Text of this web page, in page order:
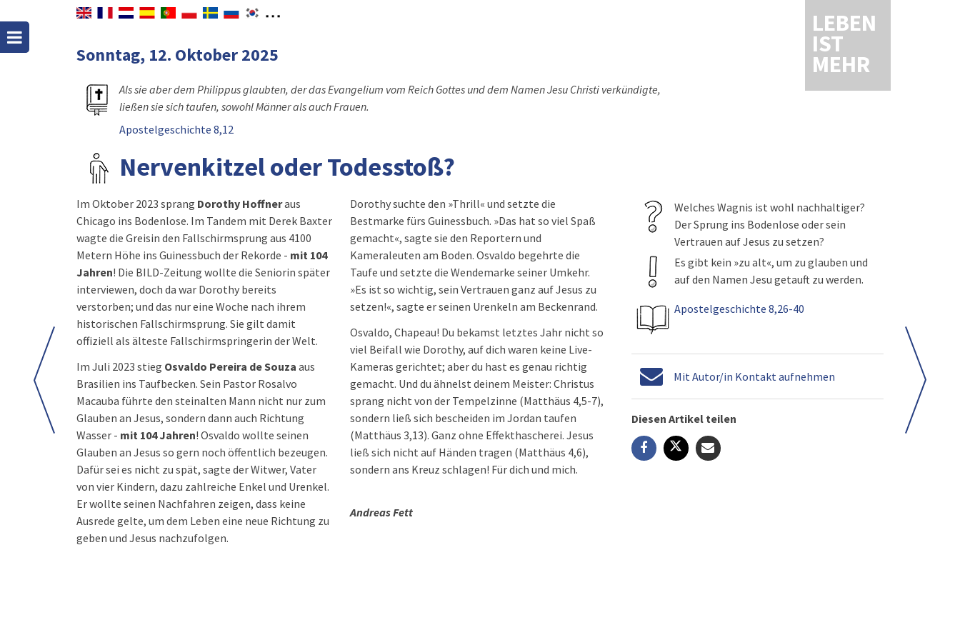
LEBEN
IST
MEHR
Sonntag, 12. Oktober 2025
Als sie aber dem Philippus glaubten, der das Evangelium vom Reich Gottes und dem Namen Jesu Christi verkündigte,
ließen sie sich taufen, sowohl Männer als auch Frauen.
Apostelgeschichte 8,12
Nervenkitzel oder Todesstoß?
Im Oktober 2023 sprang Dorothy Hoffneraus
Chicago ins Bodenlose. Im Tandem mit Derek Baxter
wagte die Greisin den Fallschirmsprung aus 4100
Metern Höhe ins Guinessbuch der Rekorde - mit 104
Jahren! Die BILD-Zeitung wollte die Seniorin später
interviewen, doch da war Dorothy bereits
verstorben; und das nur eine Woche nach ihrem
historischen Fallschirmsprung. Sie gilt damit
offiziell als älteste Fallschirmspringerin der Welt.
Im Juli 2023 stieg Osvaldo Pereira de Souza aus
Brasilien ins Taufbecken. Sein Pastor Rosalvo
Macauba führte den steinalten Mann nicht nur zum
Glauben an Jesus, sondern dann auch Richtung
Wasser - mit 104 Jahren! Osvaldo wollte seinen
Glauben an Jesus so gern noch öffentlich bezeugen.
Dafür sei es nicht zu spät, sagte der Witwer, Vater
von vier Kindern, dazu zahlreiche Enkel und Urenkel.
Er wollte seinen Nachfahren zeigen, dass keine
Ausrede gelte, um dem Leben eine neue Richtung zu
geben und Jesus nachzufolgen.
Dorothy suchte den »Thrill« und setzte die
Bestmarke fürs Guinessbuch. »Das hat so viel Spaß
gemacht«, sagte sie den Reportern und
Kameraleuten am Boden. Osvaldo begehrte die
Taufe und setzte die Wendemarke seiner Umkehr.
»Es ist so wichtig, sein Vertrauen ganz auf Jesus zu
setzen!«, sagte er seinen Urenkeln am Beckenrand.
Osvaldo, Chapeau! Du bekamst letztes Jahr nicht so
viel Beifall wie Dorothy, auf dich waren keine Live-
Kameras gerichtet; aber du hast es genau richtig
gemacht. Und du ähnelst deinem Meister: Christus
sprang nicht von der Tempelzinne (Matthäus 4,5-7),
sondern ließ sich bescheiden im Jordan taufen
(Matthäus 3,13). Ganz ohne Effekthascherei. Jesus
ließ sich nicht auf Händen tragen (Matthäus 4,6),
sondern ans Kreuz schlagen! Für dich und mich.
Andreas Fett
Welches Wagnis ist wohl nachhaltiger?
Der Sprung ins Bodenlose oder sein
Vertrauen auf Jesus zu setzen?
Es gibt kein »zu alt«, um zu glauben und
auf den Namen Jesu getauft zu werden.
Apostelgeschichte 8,26-40
Mit Autor/in Kontakt aufnehmen
Diesen Artikel teilen